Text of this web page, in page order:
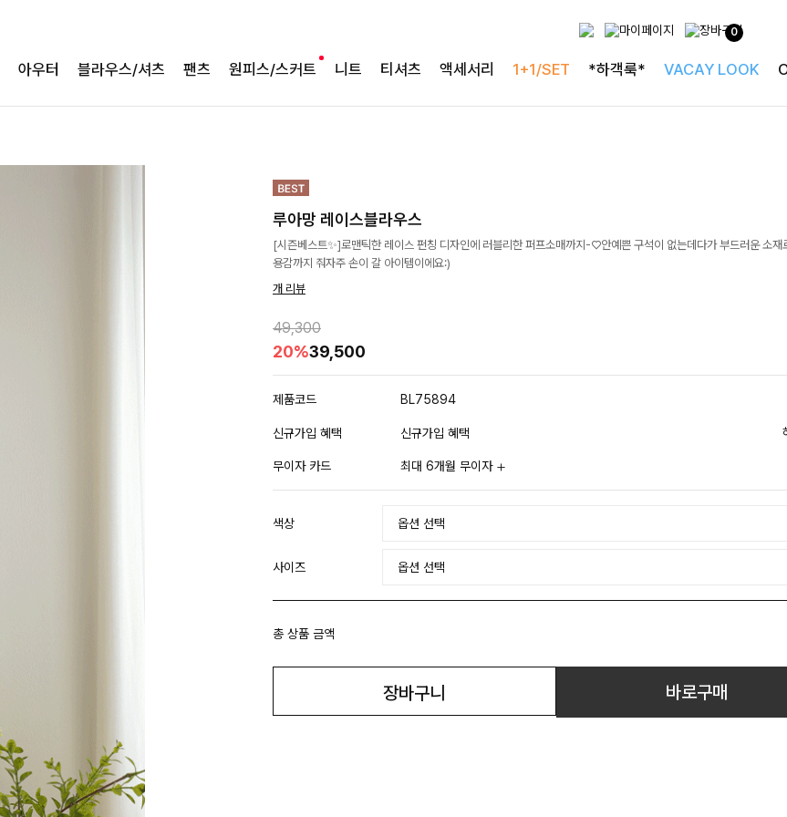
0
아우터 블라우스/셔츠 팬츠 원피스/스커트 니트 티셔츠 액세서리 1+1/SET *하객룩* VACAY LOOK
루아망 레이스블라우스
[시즌베스트✨]로맨틱한 레이스 펀칭 디자인에 러블리한 퍼프소매까지-♡안예쁜 구석이 없는데다가 부드러운 소재
용감까지 줘자주 손이 갈 아이템이에요:)
개 리뷰
49,300
20%39,500
제품코드 BL75894
신규가입 혜택 신규가입 혜택
무이자 카드 최대 6개월 무이자
색상
사이즈
총 상품 금액
장바구니 바로구매